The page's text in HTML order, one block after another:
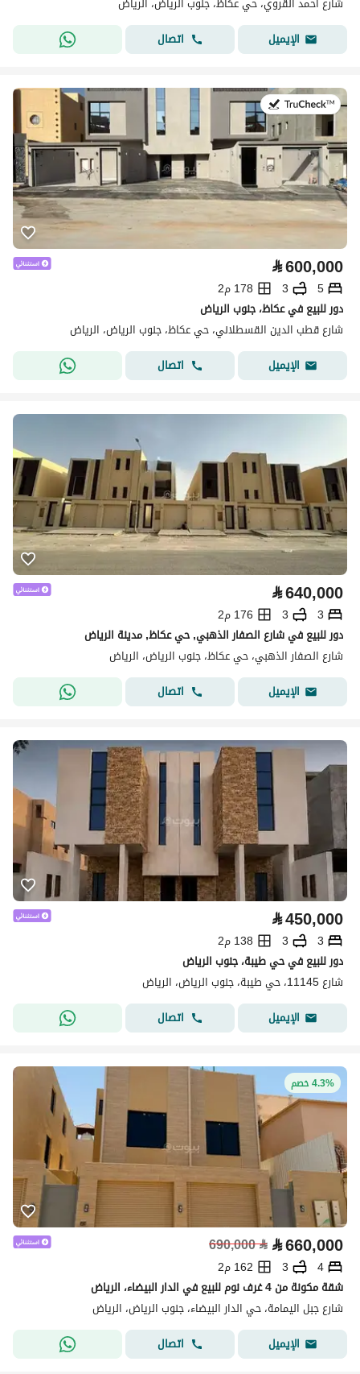
الإيميل
اتصال
في:13 يوليو 2026
⃁600,000
5
3
178 م2
دور للبيع في عكاظ، جنوب الرياض
شارع قطب الدين القسطلاني، حي عكاظ، جنوب الرياض، الرياض
الإيميل
اتصال
⃁640,000
3
3
176 م2
دور للبيع في شارع الصفار الذهبي, حي عكاظ, مدينة الرياض
شارع الصفار الذهبي، حي عكاظ، جنوب الرياض، الرياض
الإيميل
اتصال
⃁450,000
3
3
138 م2
دور للبيع في حي طيبة، جنوب الرياض
شارع 11145، حي طيبة، جنوب الرياض، الرياض
الإيميل
اتصال
4.3% خصم
⃁660,000
⃁
690,000
4
3
162 م2
شقة مكونة من 4 غرف نوم للبيع في الدار البيضاء، الرياض
شارع جبل اليمامة، حي الدار البيضاء، جنوب الرياض، الرياض
الإيميل
اتصال